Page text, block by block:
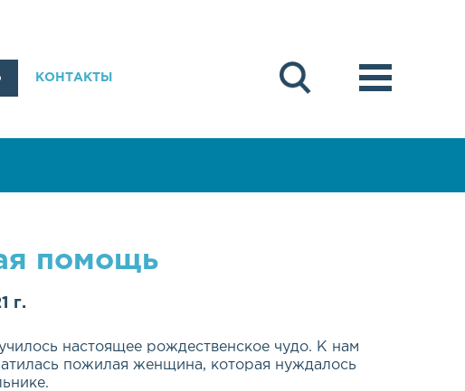
КОНТАКТЫ
помощь
г.
настоящее рождественское чудо. К нам
пожилая женщина, которая нуждалось